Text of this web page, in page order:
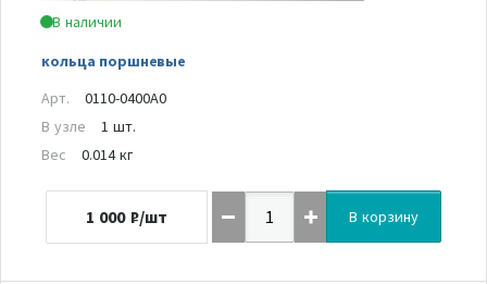
В наличии
кольца поршневые
Арт.
0110-0400A0
В узле
1 шт.
Вес
0.014 кг
1 000 ₽/шт В корзину